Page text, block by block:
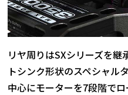
リヤ周りはSXシリーズを
トシンク形状のスペシャル
中心にモーターを7段階で